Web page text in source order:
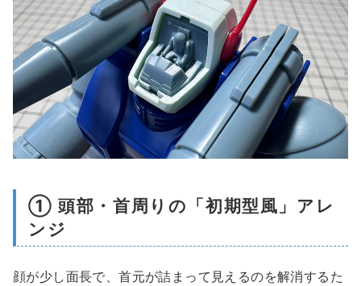
① 頭部・首周りの「初期型風」アレ
ンジ
顔が少し面長で、首元が詰まって見えるのを解消するた